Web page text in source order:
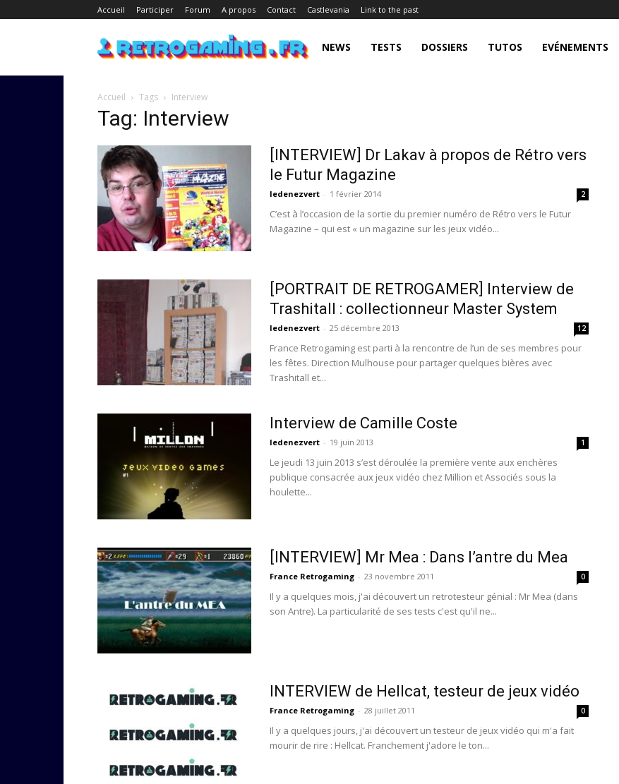
Accueil Participer Forum A propos Contact Castlevania Link to the past
NEWS TESTS DOSSIERS TUTOS EVÉNEMENTS
Accueil Tags Interview
Tag: Interview
[INTERVIEW] Dr Lakav à propos de Rétro vers
le Futur Magazine
ledenezvert - 1 février 2014 2
C’est à l’occasion de la sortie du premier numéro de Rétro vers le Futur
Magazine – qui est « un magazine sur les jeux vidéo...
[PORTRAIT DE RETROGAMER] Interview de
Trashitall : collectionneur Master System
ledenezvert - 25 décembre 2013 12
France Retrogaming est parti à la rencontre de l’un de ses membres pour
les fêtes. Direction Mulhouse pour partager quelques bières avec
Trashitall et...
Interview de Camille Coste
ledenezvert - 19 juin 2013 1
Le jeudi 13 juin 2013 s’est déroulée la première vente aux enchères
publique consacrée aux jeux vidéo chez Million et Associés sous la
houlette...
[INTERVIEW] Mr Mea : Dans l’antre du Mea
France Retrogaming - 23 novembre 2011 0
Il y a quelques mois, j'ai découvert un retrotesteur génial : Mr Mea (dans
son Antre). La particularité de ses tests c'est qu'il ne...
INTERVIEW de Hellcat, testeur de jeux vidéo
France Retrogaming - 28 juillet 2011 0
Il y a quelques jours, j'ai découvert un testeur de jeux vidéo qui m'a fait
mourir de rire : Hellcat. Franchement j'adore le ton...